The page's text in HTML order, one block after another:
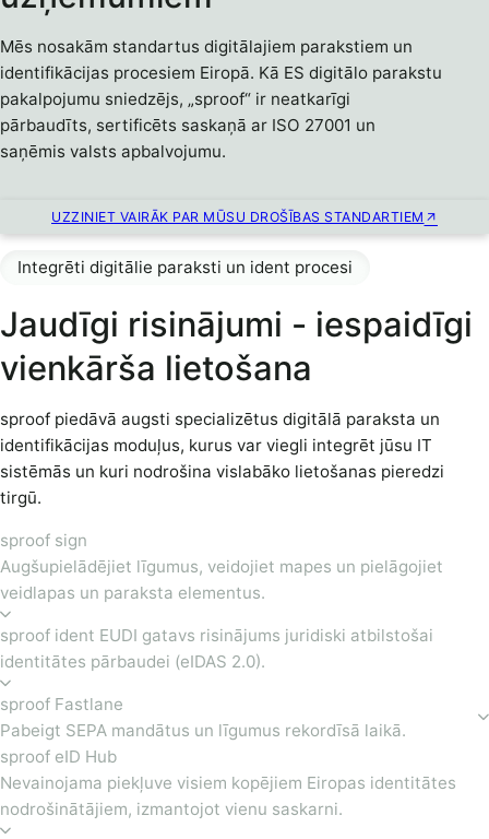
Mēs nosakām standartus digitālajiem parakstiem un
identifikācijas procesiem Eiropā. Kā ES digitālo parakstu
pakalpojumu sniedzējs, „sproof“ ir neatkarīgi
pārbaudīts, sertificēts saskaņā ar ISO 27001 un
saņēmis valsts apbalvojumu.
UZZINIET VAIRĀK PAR MŪSU DROŠĪBAS STANDARTIEM
Integrēti digitālie paraksti un ident procesi
Jaudīgi risinājumi - iespaidīgi
vienkārša lietošana
sproof piedāvā augsti specializētus digitālā paraksta un
identifikācijas moduļus, kurus var viegli integrēt jūsu IT
sistēmās un kuri nodrošina vislabāko lietošanas pieredzi
tirgū.
sproof sign
Augšupielādējiet līgumus, veidojiet mapes un pielāgojiet
veidlapas un paraksta elementus.
sproof ident EUDI gatavs risinājums juridiski atbilstošai
identitātes pārbaudei (eIDAS 2.0).
sproof Fastlane
Pabeigt SEPA mandātus un līgumus rekordīsā laikā.
sproof eID Hub
Nevainojama piekļuve visiem kopējiem Eiropas identitātes
nodrošinātājiem, izmantojot vienu saskarni.